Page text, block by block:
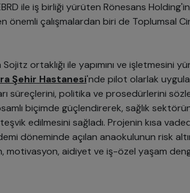
ile iş birliği yürüten Rönesans Holding'in,
önemli çalışmalardan biri de Toplumsal
ortaklığı ile yapımını ve işletmesini
Şehir Hastanesi'nde pilot olarlak
süreçlerini, politika ve prosedürlerini
biçimde güçlendirerek, sağlık
edilmesini sağladı. Projenin kısa
döneminde açılan anaokulunun risk
motivasyon, aidiyet ve iş-özel yaşam